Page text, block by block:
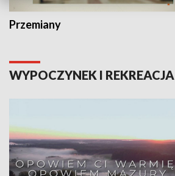
Przemiany
WYPOCZYNEK I REKREACJA